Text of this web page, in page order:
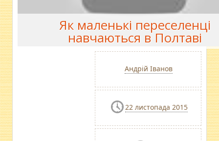
Як маленькі переселенці
навчаються в Полтаві
Андрій Іванов
22 листопада 2015